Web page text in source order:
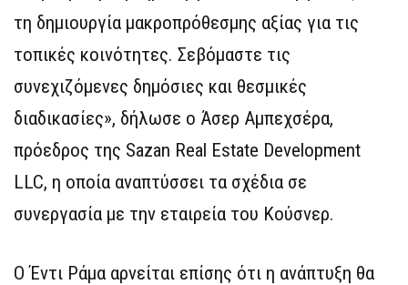
τη δημιουργία μακροπρόθεσμης αξίας για τις
τοπικές κοινότητες. Σεβόμαστε τις
συνεχιζόμενες δημόσιες και θεσμικές
διαδικασίες», δήλωσε ο Άσερ Αμπεχσέρα,
πρόεδρος της Sazan Real Estate Development
LLC, η οποία αναπτύσσει τα σχέδια σε
συνεργασία με την εταιρεία του Κούσνερ.
Ο Έντι Ράμα αρνείται επίσης ότι η ανάπτυξη θα